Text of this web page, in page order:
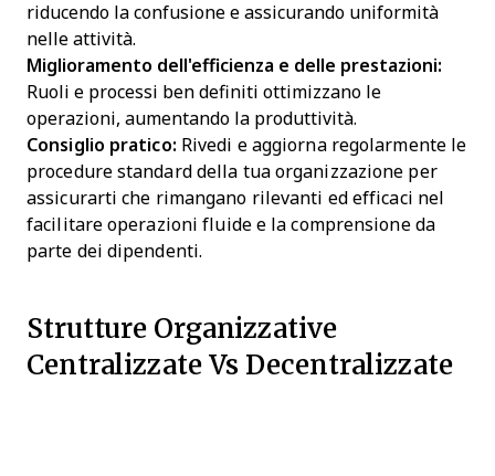
riducendo la confusione e assicurando uniformità
nelle attività.
Miglioramento dell'efficienza e delle prestazioni:
Ruoli e processi ben definiti ottimizzano le
operazioni, aumentando la produttività.
Consiglio pratico: Rivedi e aggiorna regolarmente le
procedure standard della tua organizzazione per
assicurarti che rimangano rilevanti ed efficaci nel
facilitare operazioni fluide e la comprensione da
parte dei dipendenti.
Strutture Organizzative
Centralizzate Vs Decentralizzate